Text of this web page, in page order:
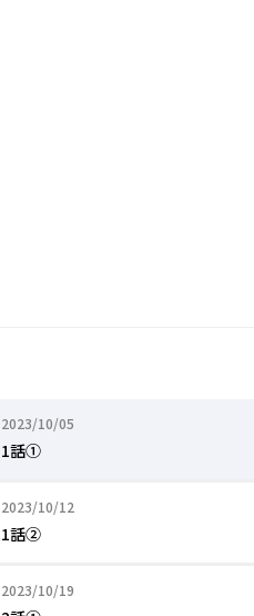
2023/10/05
2023年10月05日
1話①
2023/10/12
2023年10月12日
1話②
2023/10/19
2023年10月19日